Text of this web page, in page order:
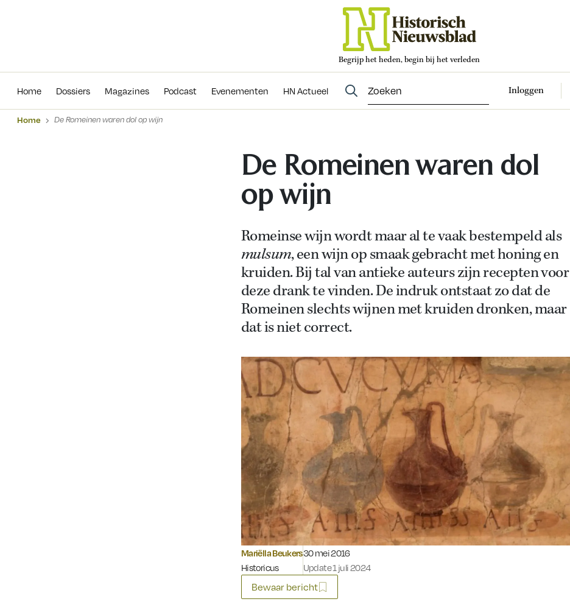
Begrijp het heden, begin bij het verleden
Home Dossiers Magazines Podcast Evenementen HN Actueel Inloggen
Evenementen
Home De Romeinen waren dol op wijn
De Romeinen waren dol
op wijn
Romeinse wijn wordt maar al te vaak bestempeld als
mulsum, een wijn op smaak gebracht met honing en
kruiden. Bij tal van antieke auteurs zijn recepten voor
deze drank te vinden. De indruk ontstaat zo dat de
Romeinen slechts wijnen met kruiden dronken, maar
dat is niet correct.
Mariëlla Beukers
Historicus
Gepubliceerd op:
30 mei 2016
Update 1 juli 2024
Bewaar bericht